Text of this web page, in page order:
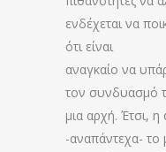
ενδέχεται να
ότι είναι
αναγκαίο να
τον συνδυασμό
μια αρχή. Έτσι,
-αναπάντεχα-